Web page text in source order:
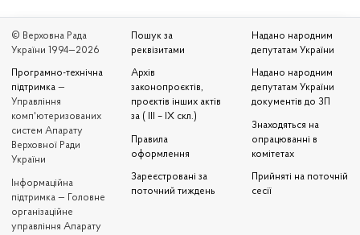
© Верховна Рада
України 1994—2026
Програмно-технічна
підтримка —
Управління
комп'ютеризованих
систем Апарату
Верховної Ради
України
Iнформаційна
підтримка — Головне
організаційне
управління Апарату
Пошук за
реквізитами
Архів
законопроєктів,
проєктів інших актів
за ( III – IX скл.)
Правила
оформлення
Зареєстровані за
поточний тиждень
Надано народним
депутатам України
Надано народним
депутатам України
документів до ЗП
Знаходяться на
опрацюванні в
комітетах
Прийняті на поточній
сесії